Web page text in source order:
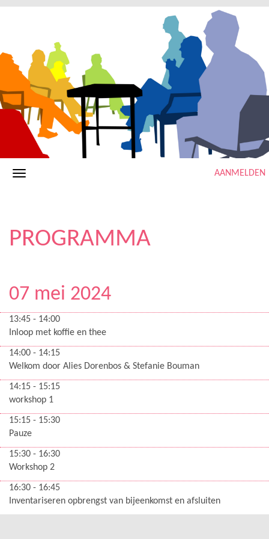
AANMELDEN
PROGRAMMA
07 mei 2024
13:45 - 14:00
Inloop met koffie en thee
14:00 - 14:15
Welkom door Alies Dorenbos & Stefanie Bouman
14:15 - 15:15
workshop 1
15:15 - 15:30
Pauze
15:30 - 16:30
Workshop 2
16:30 - 16:45
Inventariseren opbrengst van bijeenkomst en afsluiten